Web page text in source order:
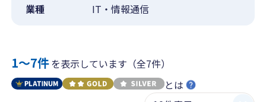
業種
IT・情報通信
1〜7件を表示しています（全7件）
とは